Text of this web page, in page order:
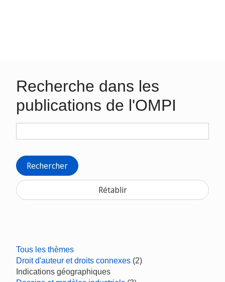
Recherche dans les
publications de l'OMPI
Rechercher
Rétablir
Tous les thèmes
Droit d'auteur et droits connexes (2)
Indications géographiques